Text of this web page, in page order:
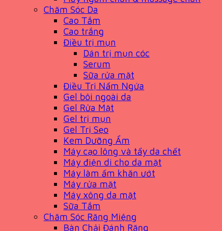
Chăm Sóc Da
Cao Tắm
Cao trắng
Điều trị mụn
Dán trị mụn cóc
Serum
Sữa rửa mặt
Điều Trị Nấm Ngứa
Gel bôi ngoài da
Gel Rửa Mặt
Gel trị mụn
Gel Trị Sẹo
Kem Dưỡng Ẩm
Máy cạo lông và tẩy da chết
Máy điện di cho da mặt
Máy làm ấm khăn ướt
Máy rửa mặt
Máy xông da mặt
Sữa Tắm
Chăm Sóc Răng Miệng
Bàn Chải Đánh Răng